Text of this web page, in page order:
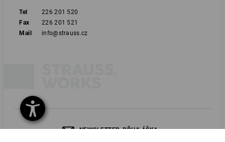
Tel
226 201 520
Fax
226 201 521
Mail
info@strauss.cz
NEWSLETTER-PŘIHLÁŠKA